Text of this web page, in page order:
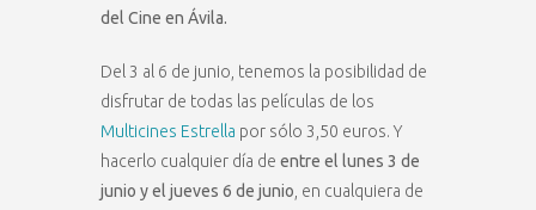
del Cine en Ávila.
Del 3 al 6 de junio, tenemos la posibilidad de
disfrutar de todas las películas de los
Multicines Estrella por sólo 3,50 euros. Y
hacerlo cualquier día de entre el lunes 3 de
junio y el jueves 6 de junio, en cualquiera de